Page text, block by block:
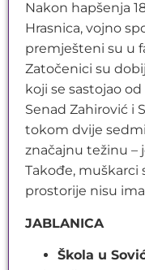
Nakon hapšenja
Hrasnica, vojno
premješteni su u
Zatočenici su
koji se sastojao
Senad Zahirović i
tokom dvije
značajnu težinu –
Takođe, muškarci
prostorije nisu
JABLANICA
Škola u